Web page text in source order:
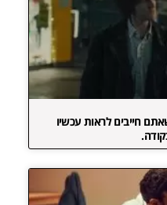
חייבים לראות עכשיו